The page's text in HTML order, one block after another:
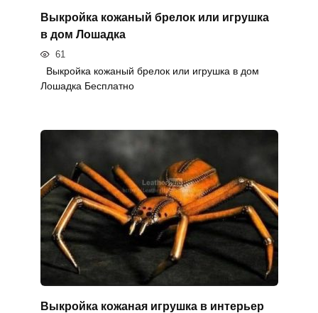
Выкройка кожаный брелок или игрушка
в дом Лошадка
61
Выкройка кожаный брелок или игрушка в дом
Лошадка Бесплатно
Выкройка кожаная игрушка в интерьер